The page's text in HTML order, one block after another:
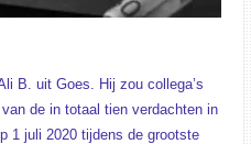
B. uit Goes. Hij zou collega’s
de in totaal tien verdachten in
1 juli 2020 tijdens de grootste